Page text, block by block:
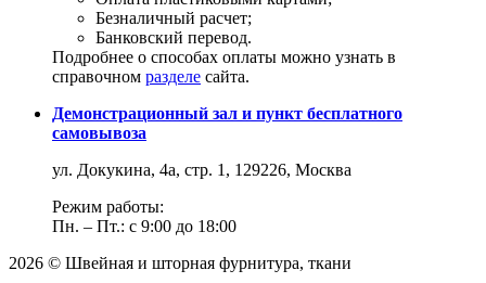
Безналичный расчет;
Банковский перевод.
Подробнее о способах оплаты можно узнать в
справочном разделе сайта.
Демонстрационный зал и пункт бесплатного
самовывоза
ул. Докукина, 4а, стр. 1, 129226, Москва
Режим работы:
Пн. – Пт.: с 9:00 до 18:00
2026 © Швейная и шторная фурнитура, ткани